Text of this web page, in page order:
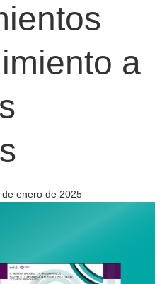
a
enero de 2025